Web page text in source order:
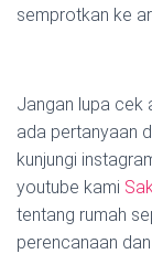
semprotkan ke
Jangan lupa cek
ada pertanyaan
kunjungi
youtube kami
tentang rumah
perencanaan dan